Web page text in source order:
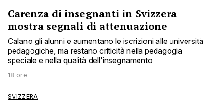
Carenza di insegnanti in Svizzera
mostra segnali di attenuazione
Calano gli alunni e aumentano le iscrizioni alle università
pedagogiche, ma restano criticità nella pedagogia
speciale e nella qualità dell'insegnamento
18 ore
SVIZZERA